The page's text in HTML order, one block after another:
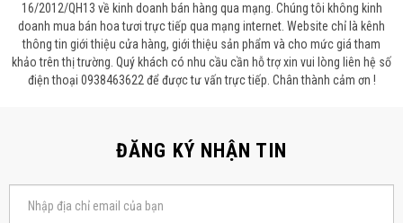
16/2012/QH13 về kinh doanh bán hàng qua mạng. Chúng tôi không kinh
doanh mua bán hoa tươi trực tiếp qua mạng internet. Website chỉ là kênh
thông tin giới thiệu cửa hàng, giới thiệu sản phẩm và cho mức giá tham
khảo trên thị trường. Quý khách có nhu cầu cần hỗ trợ xin vui lòng liên hệ số
điện thoại 0938463622 để được tư vấn trực tiếp. Chân thành cảm ơn !
ĐĂNG KÝ NHẬN TIN